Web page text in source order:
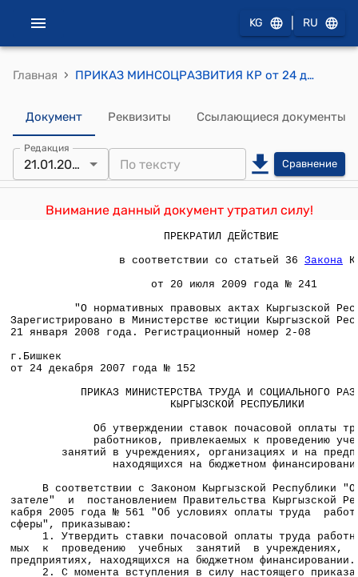
KG RU
Главная › ПРИКАЗ МИНСОЦРАЗВИТИЯ КР от 24 декабря 2007 года № 152 "Об утверждении ставок почасовой оплаты труда работников, привлекаемых к проведению учебных занятий в учреждениях, организациях и на предприятиях, находящихся на бюджетном финансировании"
Документ Реквизиты Ссылающиеся документы
Редакция
21.01.2008 Сравнение
Внимание данный документ утратил силу!